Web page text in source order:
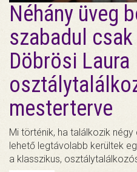
Néhány üveg
szabadul
Döbrösi Laura
mesterterve
Mi történik, ha találkozik
lehető legtávolabb kerültek
a klasszikus,